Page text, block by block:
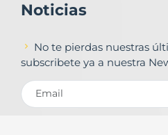
Noticias
No te pierdas nuestras
subscribete ya a nuestra